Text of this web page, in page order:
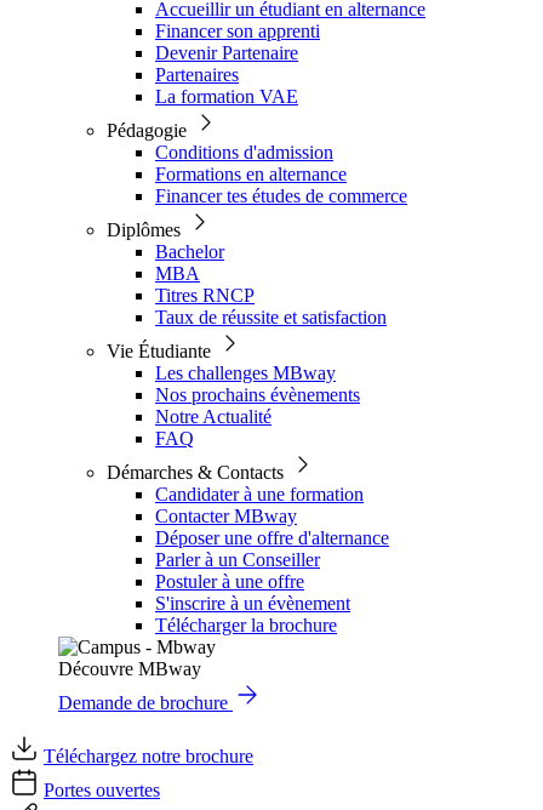
Accueillir un étudiant en alternance
Financer son apprenti
Devenir Partenaire
Partenaires
La formation VAE
Pédagogie
Conditions d'admission
Formations en alternance
Financer tes études de commerce
Diplômes
Bachelor
MBA
Titres RNCP
Taux de réussite et satisfaction
Vie Étudiante
Les challenges MBway
Nos prochains évènements
Notre Actualité
FAQ
Démarches & Contacts
Candidater à une formation
Contacter MBway
Déposer une offre d'alternance
Parler à un Conseiller
Postuler à une offre
S'inscrire à un évènement
Télécharger la brochure
Découvre MBway
Demande de brochure
Téléchargez notre brochure
Portes ouvertes